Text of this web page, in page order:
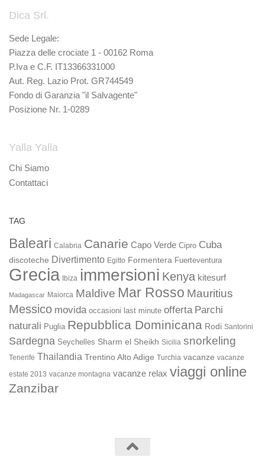
Dica Srl.
Sede Legale:
Piazza delle crociate 1 - 00162 Roma
P.Iva e C.F. IT13366331000
Aut. Reg. Lazio Prot. GR744549
Fondo di Garanzia "il Salvagente"
Posizione Nr. 1-0289
Yalla Yalla
Chi Siamo
Contattaci
TAG
Baleari Calabria Canarie Capo Verde Cipro Cuba
discoteche Divertimento Egitto Formentera Fuerteventura
Grecia Ibiza immersioni Kenya kitesurf
Madagascar Maiorca Maldive Mar Rosso Mauritius
Messico movida occasioni last minute offerta Parchi
naturali Puglia Repubblica Dominicana Rodi Santorini
Sardegna Seychelles Sharm el Sheikh Sicilia snorkeling
Tenerife Thailandia Trentino Alto Adige Turchia vacanze vacanze
estate 2013 vacanze montagna vacanze relax viaggi online
Zanzibar